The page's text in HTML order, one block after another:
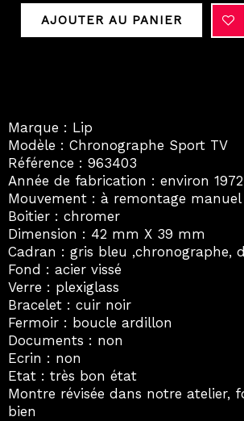
AJOUTER AU PANIER
Marque : Lip
Modèle : Chronographe Sport TV
Référence : 963403
Année de fabrication : environ 1972
Mouvement : à remontage manuel
Boitier : chromer
Dimension : 42 mm X 39 mm
Cadran : gris bleu ,chronographe,
Fond : acier vissé
Verre : plexiglass
Bracelet : cuir noir
Fermoir : boucle ardillon
Documents : non
Ecrin : non
Etat : très bon état
Montre révisée dans notre atelier,
bien